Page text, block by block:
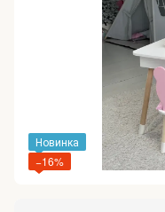
Новинка
−16%